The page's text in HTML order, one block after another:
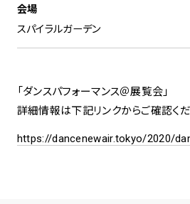
会場
スパイラルガーデン
「ダンスパフォーマンス＠展覧会」
詳細情報は下記リンクからご確認くだ
https://dancenewair.tokyo/2020/